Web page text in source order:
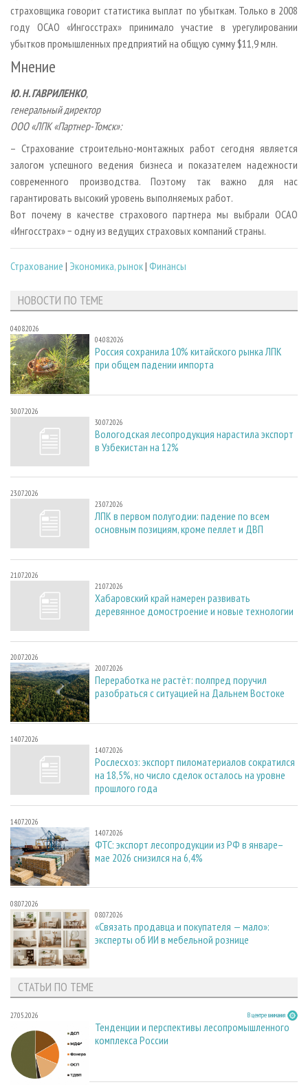
страховщика говорит статистика выплат по убыткам. Только в 2008
году ОСАО «Ингосстрах» принимало участие в урегулировании
убытков промышленных предприятий на общую сумму $11,9 млн.
Мнение
Ю. Н. ГАВРИЛЕНКО,
генеральный директор
ООО «ЛПК «Партнер-Томск»:
– Страхование строительно-монтажных работ сегодня является
залогом успешного ведения бизнеса и показателем надежности
современного производства. Поэтому так важно для нас
гарантировать высокий уровень выполняемых работ.
Вот почему в качестве страхового партнера мы выбрали ОСАО
«Ингосстрах» − одну из ведущих страховых компаний страны.
Страхование | Экономика, рынок| Финансы
НОВОСТИ ПО ТЕМЕ
04.08.2026
04.08.2026
Россия сохранила 10% китайского рынка ЛПК
при общем падении импорта
30.07.2026
30.07.2026
Вологодская лесопродукция нарастила экспорт
в Узбекистан на 12%
23.07.2026
23.07.2026
ЛПК в первом полугодии: падение по всем
основным позициям, кроме пеллет и ДВП
21.07.2026
21.07.2026
Хабаровский край намерен развивать
деревянное домостроение и новые технологии
20.07.2026
20.07.2026
Переработка не растёт: полпред поручил
разобраться с ситуацией на Дальнем Востоке
14.07.2026
14.07.2026
Рослесхоз: экспорт пиломатериалов сократился
на 18,5%, но число сделок осталось на уровне
прошлого года
14.07.2026
14.07.2026
ФТС: экспорт лесопродукции из РФ в январе–
мае 2026 снизился на 6,4%
08.07.2026
08.07.2026
«Связать продавца и покупателя — мало»:
эксперты об ИИ в мебельной рознице
СТАТЬИ ПО ТЕМЕ
27.05.2026 В центре внимания
Тенденции и перспективы лесопромышленного
комплекса России